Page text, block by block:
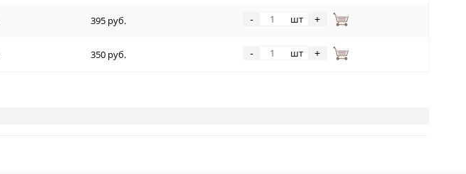
395 руб. - шт +
350 руб. - шт +